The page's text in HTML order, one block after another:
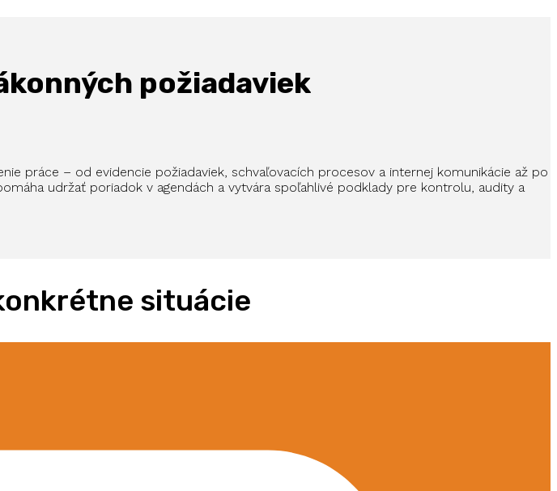
požiadaviek
práce – od evidencie požiadaviek, schvaľovacích procesov a internej komunikácie až po
udržať poriadok v agendách a vytvára spoľahlivé podklady pre kontrolu, audity a
situácie